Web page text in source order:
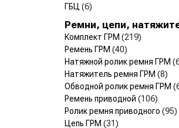
ГБЦ (6)
Ремни, цепи,
Комплект ГРМ (219)
Ремень ГРМ (40)
Натяжной ролик ремня ГРМ
Натяжитель ремня ГРМ (8)
Обводной ролик ремня ГРМ
Ремень приводной (106)
Ролик ремня приводного (95)
Цепь ГРМ (31)